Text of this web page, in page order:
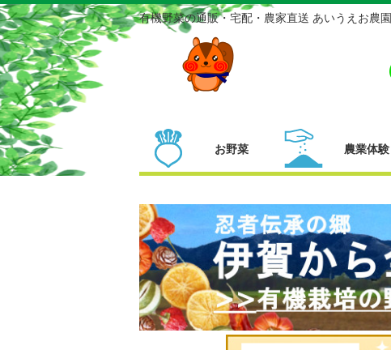
有機野菜の通販・宅配・農家直送 あいうえお農園
お野菜 農業体験